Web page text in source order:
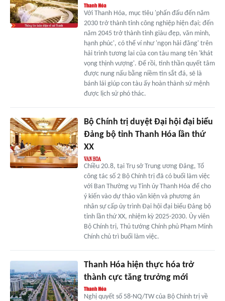
Với Thanh Hóa, mục tiêu 'phấn đấu đến năm
2030 trở thành tỉnh công nghiệp hiện đại; đến
năm 2045 trở thành tỉnh giàu đẹp, văn minh,
hạnh phúc', có thể ví như 'ngọn hải đăng' trên
hải trình tương lai của con tàu mang tên 'khát
vọng thịnh vượng'. Để rồi, tinh thần quyết tâm
được nung nấu bằng niềm tin sắt đá, sẽ là
bánh lái giúp con tàu ấy hoàn thành sứ mệnh
được lịch sử phó thác.
Bộ Chính trị duyệt Đại hội đại biểu
Đảng bộ tỉnh Thanh Hóa lần thứ
XX
Chiều 20.8, tại Trụ sở Trung ương Đảng, Tổ
công tác số 2 Bộ Chính trị đã có buổi làm việc
với Ban Thường vụ Tỉnh ủy Thanh Hóa để cho
ý kiến vào dự thảo văn kiện và phương án
nhân sự cấp ủy trình Đại hội đại biểu Đảng bộ
tỉnh lần thứ XX, nhiệm kỳ 2025-2030. Ủy viên
Bộ Chính trị, Thủ tướng Chính phủ Phạm Minh
Chính chủ trì buổi làm việc.
Thanh Hóa hiện thực hóa trở
thành cực tăng trưởng mới
Nghị quyết số 58-NQ/TW của Bộ Chính trị về